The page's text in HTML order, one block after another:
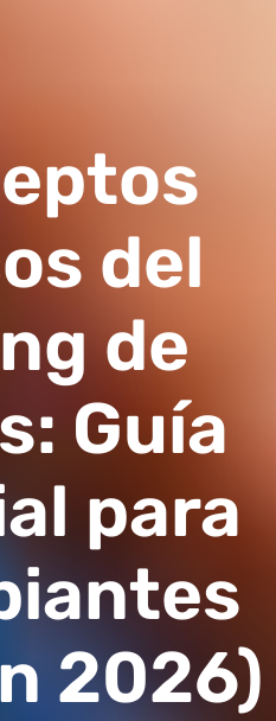
del
de
Guía
para
2026)